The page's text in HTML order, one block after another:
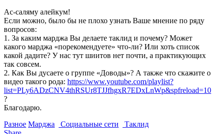
Ас-саляму алейкум!
Если можно, было бы не плохо узнать Ваше мнение по ряду
вопросов:
1. За каким марджа Вы делаете таклид и почему? Может
какого марджа «порекомендуете» что-ли? Или хоть список
какой дадите? У нас тут шиитов нет почти, а практикующих
так совсем.
2. Как Вы дусаете о группе «Доводы»? А также что скажите о
видео такого рода: https://www.youtube.com/playlist?
list=PLy6ADzCNV4thRSUr8TJJfhgxR7EDxLnWp&spfreload=10
?
Благодарю.
Разное Марджа Социальные сети
Таклид